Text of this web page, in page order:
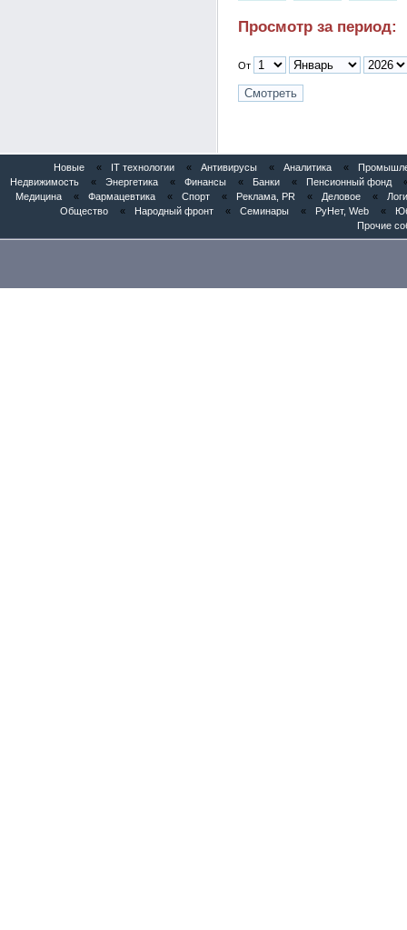
Просмотр за период:
От
Новые « IT технологии « Антивирусы « Аналитика «
Недвижимость
« Энергетика « Финансы « Банки « Пенсионный фонд
Медицина
« Фармацевтика « Спорт « Реклама, PR « Деловое «
Общество
« Народный фронт « Семинары « РуНет, Web «
Прочие